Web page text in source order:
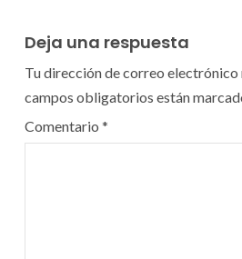
Deja una respuesta
Tu dirección de correo electrónico
campos obligatorios están
Comentario *